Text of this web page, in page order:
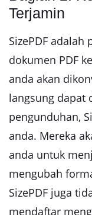
Terjamin
SizePDF
dokumen PDF
anda akan
langsung dapat
pengunduhan,
anda. Mereka
anda untuk
mengubah
SizePDF juga
mendaftar